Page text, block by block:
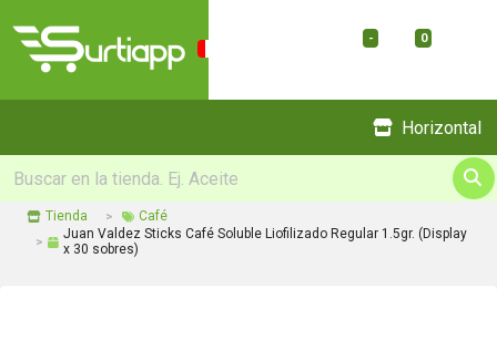
- 0
Horizontal
Tienda
Café
Juan Valdez Sticks Café Soluble Liofilizado Regular 1.5gr. (Display
x 30 sobres)